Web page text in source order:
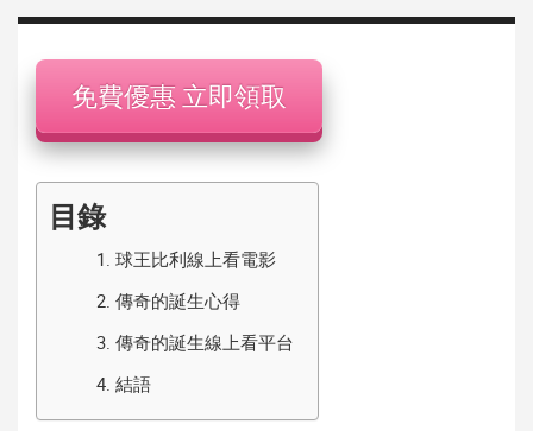
彩
免費優惠 立即領取
目錄
1. 球王比利線上看電影
2. 傳奇的誕生心得
3. 傳奇的誕生線上看平台
4. 結語